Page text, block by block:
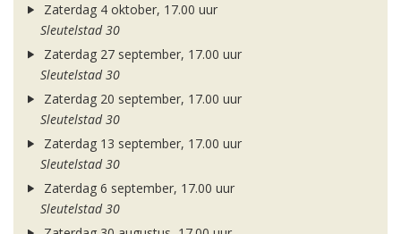
Zaterdag 4 oktober, 17.00 uur
Sleutelstad 30
Zaterdag 27 september, 17.00 uur
Sleutelstad 30
Zaterdag 20 september, 17.00 uur
Sleutelstad 30
Zaterdag 13 september, 17.00 uur
Sleutelstad 30
Zaterdag 6 september, 17.00 uur
Sleutelstad 30